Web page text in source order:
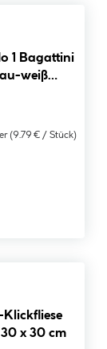
1 Bagattini
weiß
(9.79 € / Stück)
Klickfliese
x 30 cm